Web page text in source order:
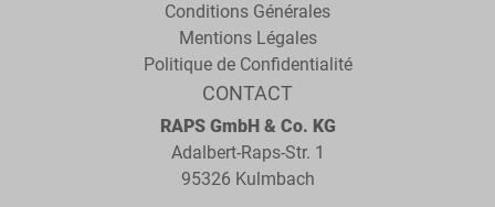
Conditions Générales
Mentions Légales
Politique de Confidentialité
CONTACT
RAPS GmbH & Co. KG
Adalbert-Raps-Str. 1
95326 Kulmbach